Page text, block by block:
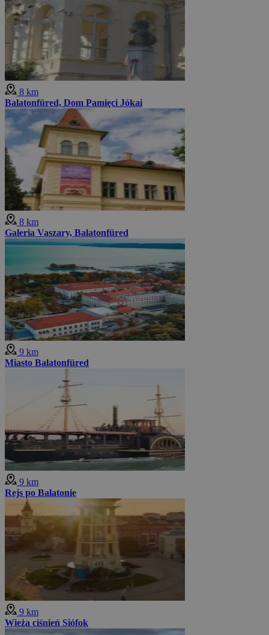
8 km
Balatonfüred, Dom Pamięci Jókai
8 km
Galeria Vaszary, Balatonfüred
9 km
Miasto Balatonfüred
9 km
Rejs po Balatonie
9 km
Wieża ciśnień Siófok